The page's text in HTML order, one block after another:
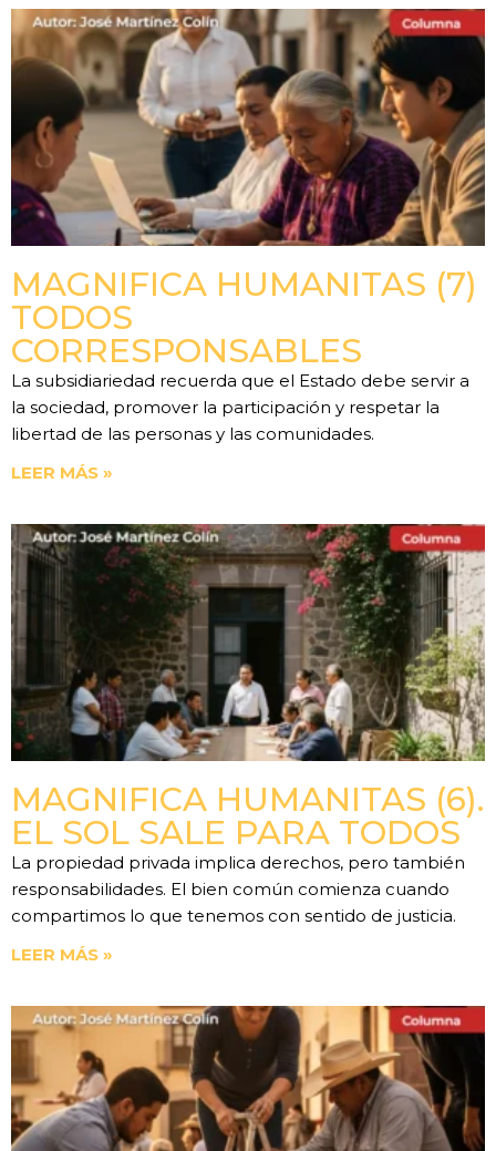
MAGNIFICA HUMANITAS (7)
TODOS
CORRESPONSABLES
La subsidiariedad recuerda que el Estado debe servir a
la sociedad, promover la participación y respetar la
libertad de las personas y las comunidades.
LEER MÁS »
MAGNIFICA HUMANITAS (6).
EL SOL SALE PARA TODOS
La propiedad privada implica derechos, pero también
responsabilidades. El bien común comienza cuando
compartimos lo que tenemos con sentido de justicia.
LEER MÁS »